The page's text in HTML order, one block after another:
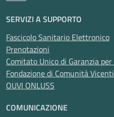
SERVIZI A SUPPORTO
Fascicolo Sanitario Elettronico
Prenotazioni
Comitato Unico di Garanzia
Fondazione di Comunità
OUVI ONLUSS
COMUNICAZIONE